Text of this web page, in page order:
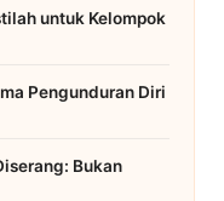
untuk Kelompok
Pengunduran Diri
Bukan